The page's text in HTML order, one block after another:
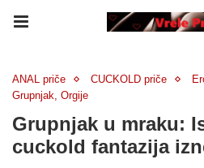
ANAL priče CUCKOLD priče
Grupnjak, Orgije
Grupnjak u mraku:
cuckold fantazija